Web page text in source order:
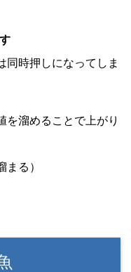
同時押しになってしま
を溜めることで上がり
まる）